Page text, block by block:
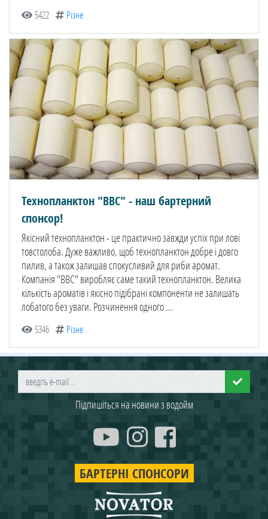
5422 Різне
Технопланктон "ВВС" - наш бартерний
спонсор!
Якісний технопланктон - це практично завжди успіх при лові
товстолоба. Дуже важливо, щоб технопланктон добре і довго
пилив, а також залишав спокусливий для риби аромат.
Компанія "ВВС" виробляє саме такий технопланктон. Велика
кількість ароматів і якісно підібрані компоненти не залишать
лобатого без уваги. Розчинення одного ...
5346 Різне
Підпишіться на новини з водойм
БАРТЕРНІ СПОНСОРИ